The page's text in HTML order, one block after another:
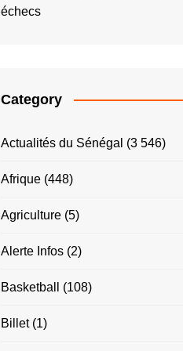
échecs
Category
Actualités du Sénégal (3 546)
Afrique (448)
Agriculture (5)
Alerte Infos (2)
Basketball (108)
Billet(1)